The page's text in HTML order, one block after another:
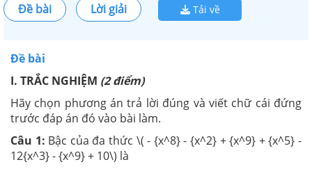
Đề bài Lời giải Tải về
Đề bài
I. TRẮC NGHIỆM (2 điểm)
Hãy chọn phương án trả lời đúng và viết chữ cái đứng
trước đáp án đó vào bài làm.
Câu 1: Bậc của đa thức \( - {x^8} - {x^2} + {x^9} + {x^5} -
12{x^3} - {x^9} + 10\) là